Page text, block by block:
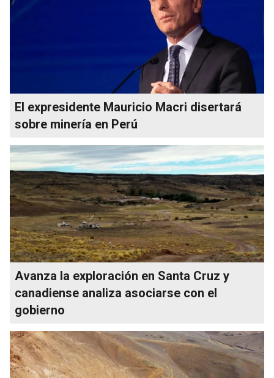
El expresidente Mauricio Macri disertará
sobre minería en Perú
Avanza la exploración en Santa Cruz y
canadiense analiza asociarse con el
gobierno